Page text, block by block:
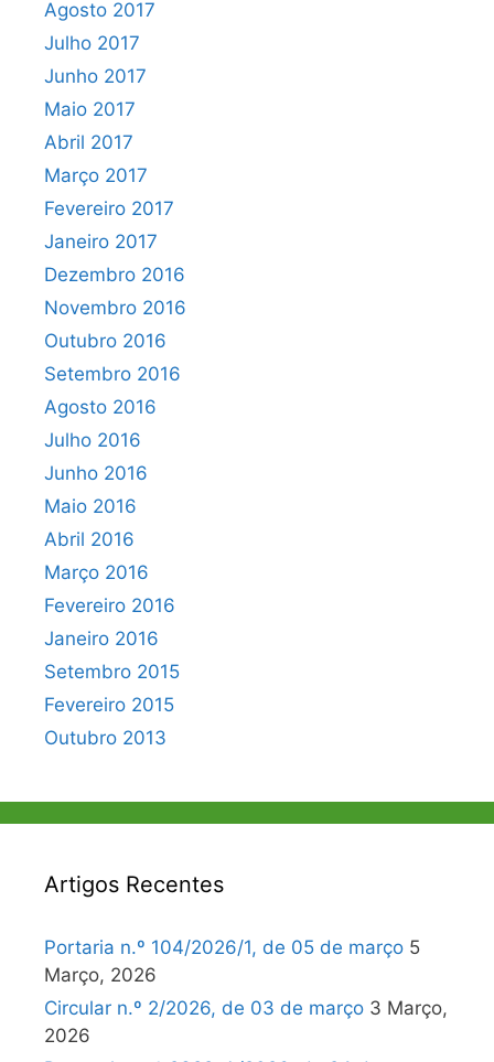
Agosto 2017
Julho 2017
Junho 2017
Maio 2017
Abril 2017
Março 2017
Fevereiro 2017
Janeiro 2017
Dezembro 2016
Novembro 2016
Outubro 2016
Setembro 2016
Agosto 2016
Julho 2016
Junho 2016
Maio 2016
Abril 2016
Março 2016
Fevereiro 2016
Janeiro 2016
Setembro 2015
Fevereiro 2015
Outubro 2013
Artigos Recentes
Portaria n.º 104/2026/1, de 05 de março 5
Março, 2026
Circular n.º 2/2026, de 03 de março 3 Março,
2026